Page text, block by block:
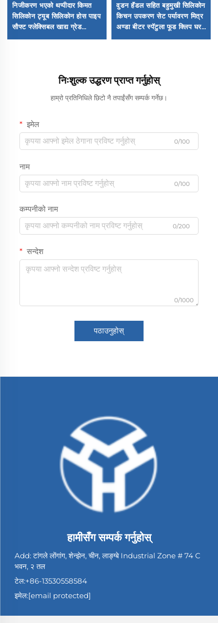
निजीकरण भएको थप्पीदार किमत
सिलिकोन ट्यूब सिलिकोन होस पाइप
सौफ्ट फ्लेक्सिबल खाद्य ग्रेड
मेडिकल सिलिकन रबर ट्यूब
वुडन हॅंडल सहित बहुमुखी सिलिकोन
किचन उपकरण सेट पर्यावरण मित्र
अण्डा बीटर स्पॅटुला फूड क्लिप घर
किचन प्रयोगका लागि
निःशुल्क उद्धरण प्राप्त गर्नुहोस्
हाम्रो प्रतिनिधिले छिटो नै तपाईंसँग सम्पर्क गर्नेछ।
इमेल
0/100
नाम
0/100
कम्पनीको नाम
0/200
सन्देश
0/1000
पठाउनुहोस्
हामीसँग सम्पर्क गर्नुहोस्
Add: टांगले लोंगांग, शेन्झेन, चीन, लाङ्ग्बे Industrial Zone # 74 C
भवन, २ तल
टेल:+86-13530558584
इमेल:[email protected]